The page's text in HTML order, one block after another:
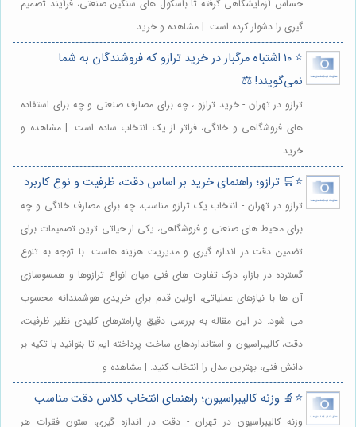
حساس آزمایشگاهی گرفته تا باسکول های سنگین صنعتی، فرآیند تصمیم
گیری را دشوار کرده است. | مشاهده و خرید
⭐️ ۱۰ اشتباه مرگبار در خرید ترازو که فروشندگان به شما
نمی‌گویند! ⚖️
ترازو در تهران - خرید ترازو ، چه برای مصارف صنعتی و چه برای استفاده
های فروشگاهی و خانگی، فراتر از یک انتخاب ساده است. | مشاهده و
خرید
⭐️🛒 ترازو؛ راهنمای خرید بر اساس دقت، ظرفیت و نوع کاربرد
ترازو در تهران - انتخاب یک ترازو مناسب، چه برای مصارف خانگی و چه
برای محیط های صنعتی و فروشگاهی، یکی از حیاتی ترین تصمیمات برای
تضمین دقت در اندازه گیری و مدیریت هزینه هاست. با توجه به تنوع
گسترده در بازار، درک تفاوت های فنی میان انواع ترازوها و همسوسازی
آن ها با نیازهای عملیاتی، اولین قدم برای خریدی هوشمندانه محسوب
می شود. در این مقاله به بررسی دقیق پارامترهای کلیدی نظیر ظرفیت،
دقت، کالیبراسیون و استانداردهای ساخت پرداخته ایم تا بتوانید با تکیه بر
دانش فنی، بهترین مدل را انتخاب کنید. | مشاهده و
⭐️🔬 وزنه کالیبراسیون؛ راهنمای انتخاب کلاس دقت مناسب
وزنه کالیبراسیون در تهران - دقت در اندازه گیری، ستون فقرات هر